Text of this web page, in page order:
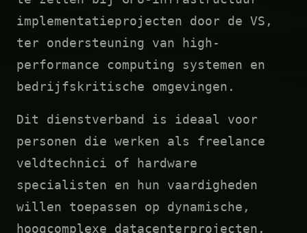
implementatieprojecten door de VS,
ter ondersteuning van high-
performance computing systemen en
bedrijfskritische omgevingen.
Dit dienstverband is ideaal voor
personen die werken als freelance
veldtechnici of hardware
specialisten en hun vaardigheden
willen toepassen op dynamische,
hoogcomplexe datacenterprojecten.